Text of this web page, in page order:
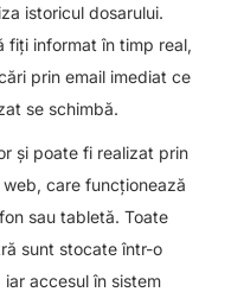
istoricul dosarului.
fiți informat în timp real,
prin email imediat ce
se schimbă.
și poate fi realizat prin
care funcționează
sau tabletă. Toate
sunt stocate într-o
accesul în sistem